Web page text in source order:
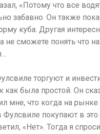
«Потому что все
забавно. Он также
куба. Другая
сможете понять что
торгуют и
как была простой. Он
мне, что когда на
покупают в это
«Нет». Тогда я